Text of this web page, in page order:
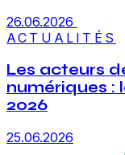
26.06.2026
ACTUALITÉS
Les acteurs
numériques :
2026
25.06.2026